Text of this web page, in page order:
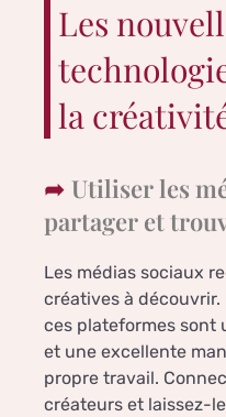
Les
la
Utiliser les
partager et
Les médias sociaux
créatives à découvrir.
ces plateformes sont
et une excellente
propre travail.
créateurs et laissez-